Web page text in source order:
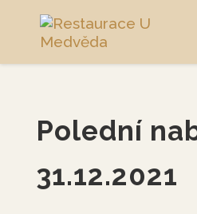
Polední
31.12.2021